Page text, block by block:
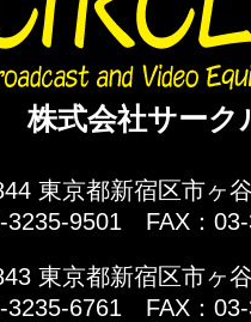
株式会社サーク
東京都新宿区市ヶ
3235-9501 FAX：
東京都新宿区市ヶ
3235-6761 FAX：